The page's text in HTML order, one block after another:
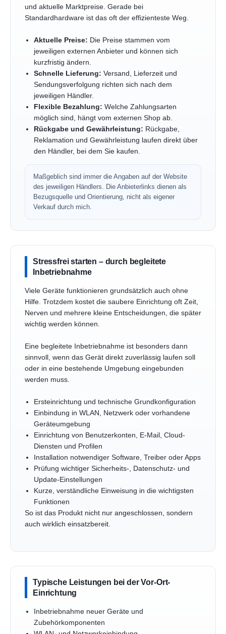
und aktuelle Marktpreise. Gerade bei
Standardhardware ist das oft der effizienteste Weg.
Aktuelle Preise: Die Preise stammen vom
jeweiligen externen Anbieter und können sich
kurzfristig ändern.
Schnelle Lieferung: Versand, Lieferzeit und
Sendungsverfolgung richten sich nach dem
jeweiligen Händler.
Flexible Bezahlung: Welche Zahlungsarten
möglich sind, hängt vom externen Shop ab.
Rückgabe und Gewährleistung: Rückgabe,
Reklamation und Gewährleistung laufen direkt über
den Händler, bei dem Sie kaufen.
Maßgeblich sind immer die Angaben auf der Website
des jeweiligen Händlers. Die Anbieterlinks dienen als
Bezugsquelle und Orientierung, nicht als eigener
Verkauf durch mich.
Stressfrei starten – durch begleitete
Inbetriebnahme
Viele Geräte funktionieren grundsätzlich auch ohne
Hilfe. Trotzdem kostet die saubere Einrichtung oft Zeit,
Nerven und mehrere kleine Entscheidungen, die später
wichtig werden können.
Eine begleitete Inbetriebnahme ist besonders dann
sinnvoll, wenn das Gerät direkt zuverlässig laufen soll
oder in eine bestehende Umgebung eingebunden
werden muss.
Ersteinrichtung und technische Grundkonfiguration
Einbindung in WLAN, Netzwerk oder vorhandene
Geräteumgebung
Einrichtung von Benutzerkonten, E-Mail, Cloud-
Diensten und Profilen
Installation notwendiger Software, Treiber oder Apps
Prüfung wichtiger Sicherheits-, Datenschutz- und
Update-Einstellungen
Kurze, verständliche Einweisung in die wichtigsten
Funktionen
So ist das Produkt nicht nur angeschlossen, sondern
auch wirklich einsatzbereit.
Typische Leistungen bei der Vor-Ort-
Einrichtung
Inbetriebnahme neuer Geräte und
Zubehörkomponenten